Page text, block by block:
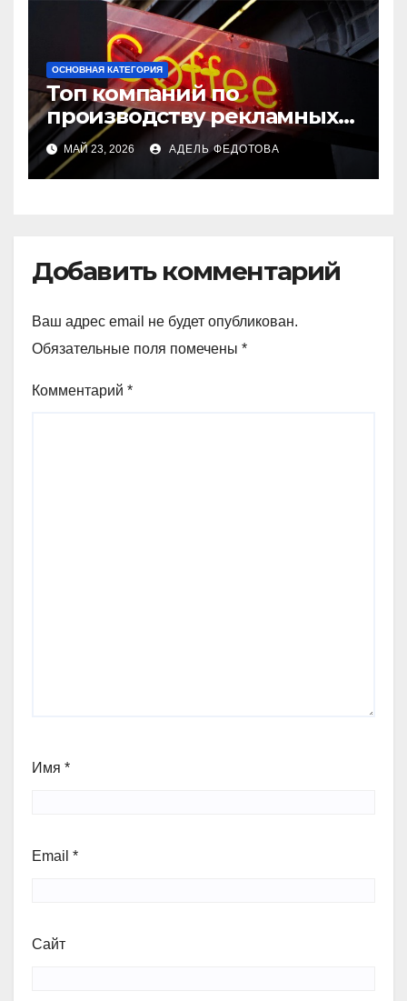
ОСНОВНАЯ КАТЕГОРИЯ
Топ компаний по
производству рекламных
вывесок: где выгодно
заказать вывеску
МАЙ 23, 2026 АДЕЛЬ ФЕДОТОВА
Добавить комментарий
Ваш адрес email не будет опубликован.
Обязательные поля помечены *
Комментарий *
Имя *
Email *
Сайт